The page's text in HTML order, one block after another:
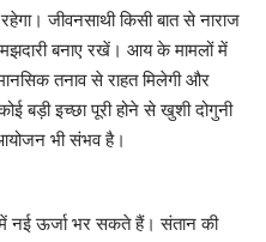
जीवनसाथी किसी बात से नाराज
बनाए रखें। आय के मामलों में
मानसिक तनाव से राहत मिलेगी और
बड़ी इच्छा पूरी होने से खुशी दोगुनी
आयोजन भी संभव है।
नई ऊर्जा भर सकते हैं। संतान की